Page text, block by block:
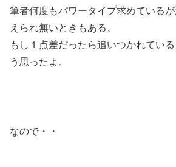
筆者何度もパワータイプ求めている
えられ無いときもある、
もし１点差だったら追いつかれてい
う思ったよ。
なので・・